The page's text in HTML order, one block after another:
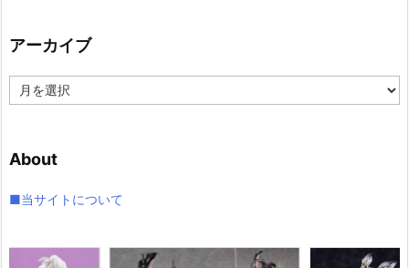
ー
アーカイブ
ー
ブ
About
■当サイトについて